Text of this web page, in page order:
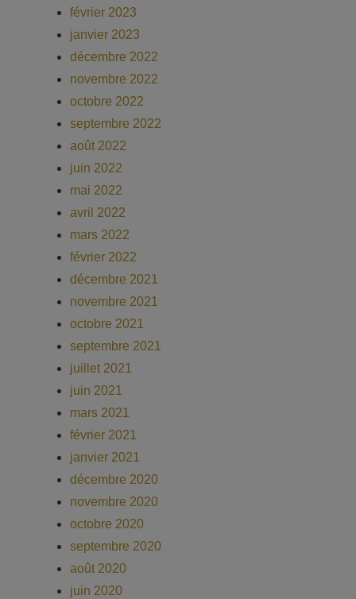
février 2023
janvier 2023
décembre 2022
novembre 2022
octobre 2022
septembre 2022
août 2022
juin 2022
mai 2022
avril 2022
mars 2022
février 2022
décembre 2021
novembre 2021
octobre 2021
septembre 2021
juillet 2021
juin 2021
mars 2021
février 2021
janvier 2021
décembre 2020
novembre 2020
octobre 2020
septembre 2020
août 2020
juin 2020